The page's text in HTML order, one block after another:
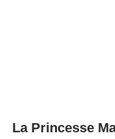
La Princesse